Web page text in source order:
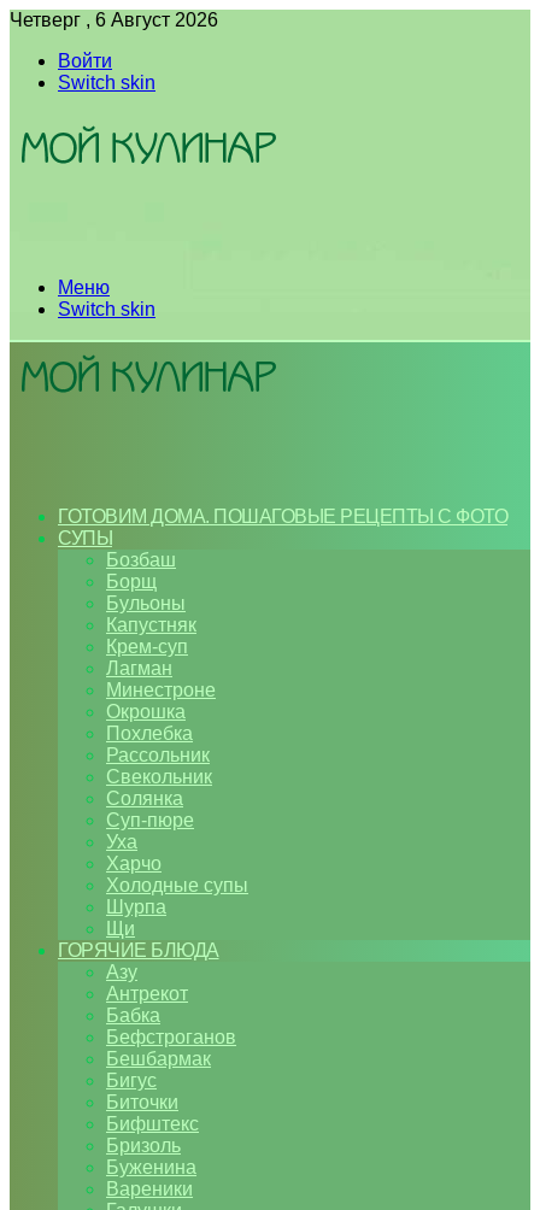
Четверг , 6 Август 2026
Войти
Switch skin
Меню
Switch skin
ГОТОВИМ ДОМА. ПОШАГОВЫЕ РЕЦЕПТЫ С ФОТО
СУПЫ
Бозбаш
Борщ
Бульоны
Капустняк
Крем-суп
Лагман
Минестроне
Окрошка
Похлебка
Рассольник
Свекольник
Солянка
Суп-пюре
Уха
Харчо
Холодные супы
Шурпа
Щи
ГОРЯЧИЕ БЛЮДА
Азу
Антрекот
Бабка
Бефстроганов
Бешбармак
Бигус
Биточки
Бифштекс
Бризоль
Буженина
Вареники